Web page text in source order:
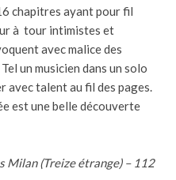
chapitres ayant pour fil
à tour intimistes et
avec malice des
un musicien dans un solo
avec talent au fil des pages.
est une belle découverte
Milan (Treize étrange) – 112